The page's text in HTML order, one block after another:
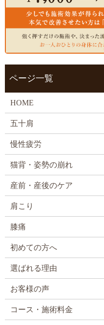
ページ一覧
HOME
五十肩
慢性疲労
猫背・姿勢の崩れ
産前・産後のケア
肩こり
膝痛
初めての方へ
選ばれる理由
お客様の声
コース・施術料金